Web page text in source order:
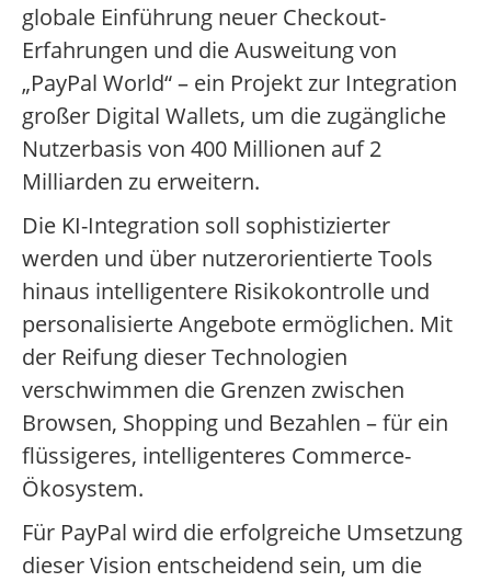
globale Einführung neuer Checkout-
Erfahrungen und die Ausweitung von
„PayPal World“ – ein Projekt zur Integration
großer Digital Wallets, um die zugängliche
Nutzerbasis von 400 Millionen auf 2
Milliarden zu erweitern.
Die KI-Integration soll sophistizierter
werden und über nutzerorientierte Tools
hinaus intelligentere Risikokontrolle und
personalisierte Angebote ermöglichen. Mit
der Reifung dieser Technologien
verschwimmen die Grenzen zwischen
Browsen, Shopping und Bezahlen – für ein
flüssigeres, intelligenteres Commerce-
Ökosystem.
Für PayPal wird die erfolgreiche Umsetzung
dieser Vision entscheidend sein, um die